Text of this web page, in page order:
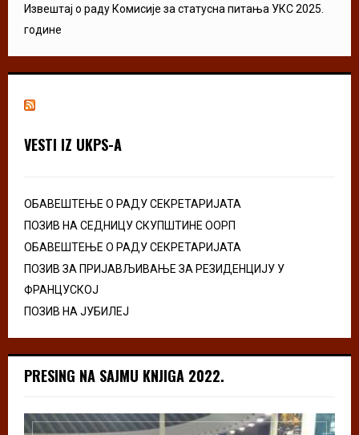
Извештај о раду Комисије за статусна питања УКС 2025.
године
VESTI IZ UKPS-A
ОБАВЕШТЕЊЕ О РАДУ СЕКРЕТАРИЈАТА
ПОЗИВ НА СЕДНИЦУ СКУПШТИНЕ ООРП
ОБАВЕШТЕЊЕ О РАДУ СЕКРЕТАРИЈАТА
ПОЗИВ ЗА ПРИЈАВЉИВАЊЕ ЗА РЕЗИДЕНЦИЈУ У
ФРАНЦУСКОЈ
ПОЗИВ НА ЈУБИЛЕЈ
PRESING NA SAJMU KNJIGA 2022.